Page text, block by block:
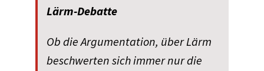
Lärm-Debatte
Ob die Argumentation, über Lärm
beschwerten sich immer nur die